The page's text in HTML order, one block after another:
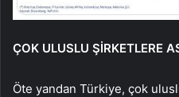
ÇOK ULUSLU ŞİRKETLERE
Öte yandan Türkiye, çok